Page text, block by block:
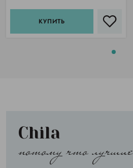
КУПИТЬ
Chila
потому что лучшие